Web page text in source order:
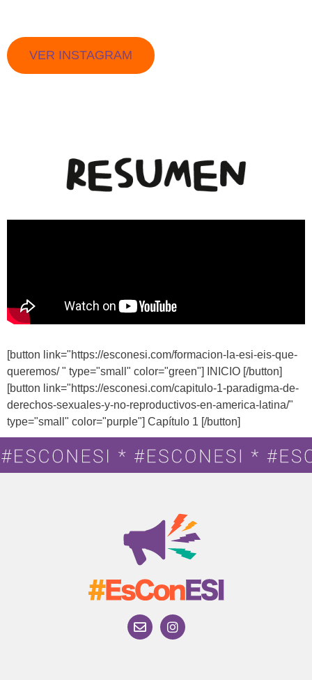
VER INSTAGRAM
[button link="https://esconesi.com/formacion-la-esi-eis-que-
queremos/ " type="small" color="green"] INICIO [/button]
[button link="https://esconesi.com/capitulo-1-paradigma-de-
derechos-sexuales-y-no-reproductivos-en-america-latina/"
type="small" color="purple"] Capítulo 1 [/button]